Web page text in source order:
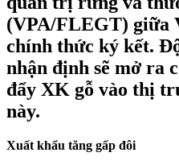
(VPA/FLEGT) giữa
chính thức ký kết.
nhận định sẽ mở ra
đẩy XK gỗ vào thị
này.
Xuất khẩu tăng gấp đôi